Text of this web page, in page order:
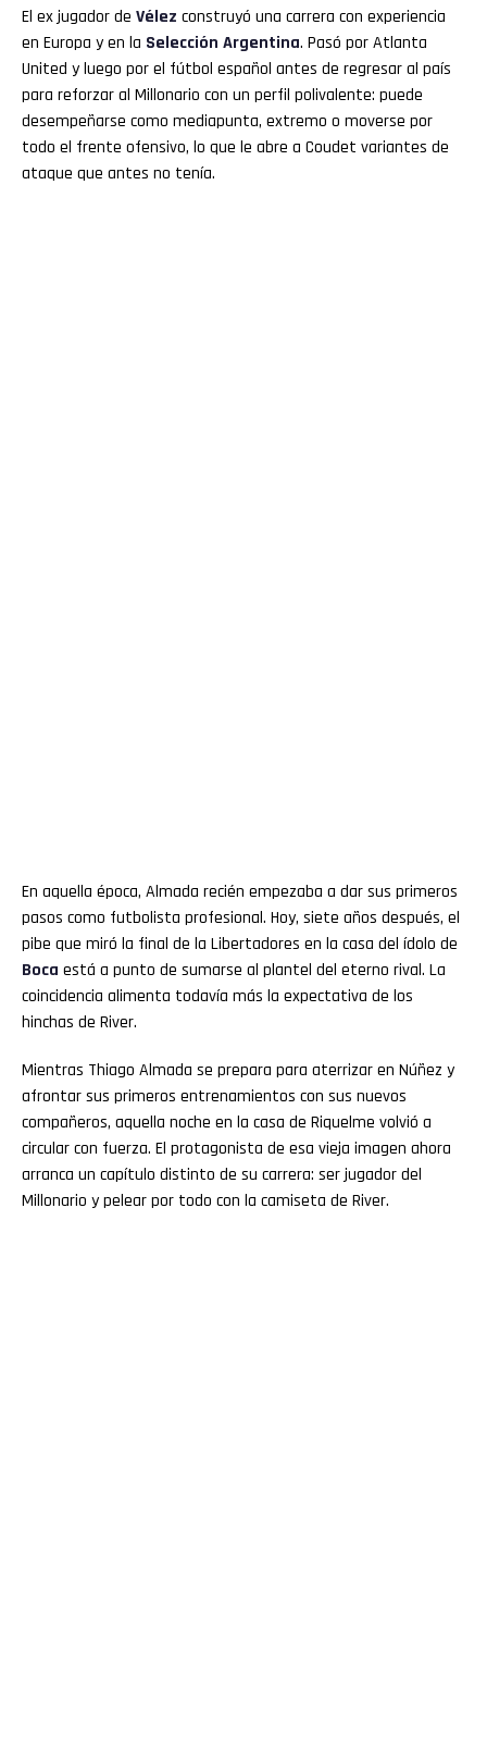
El ex jugador de Vélez construyó una carrera con experiencia
en Europa y en la Selección Argentina. Pasó por Atlanta
United y luego por el fútbol español antes de regresar al país
para reforzar al Millonario con un perfil polivalente: puede
desempeñarse como mediapunta, extremo o moverse por
todo el frente ofensivo, lo que le abre a Coudet variantes de
ataque que antes no tenía.
En aquella época, Almada recién empezaba a dar sus primeros
pasos como futbolista profesional. Hoy, siete años después, el
pibe que miró la final de la Libertadores en la casa del ídolo de
Boca está a punto de sumarse al plantel del eterno rival. La
coincidencia alimenta todavía más la expectativa de los
hinchas de River.
Mientras Thiago Almada se prepara para aterrizar en Núñez y
afrontar sus primeros entrenamientos con sus nuevos
compañeros, aquella noche en la casa de Riquelme volvió a
circular con fuerza. El protagonista de esa vieja imagen ahora
arranca un capítulo distinto de su carrera: ser jugador del
Millonario y pelear por todo con la camiseta de River.